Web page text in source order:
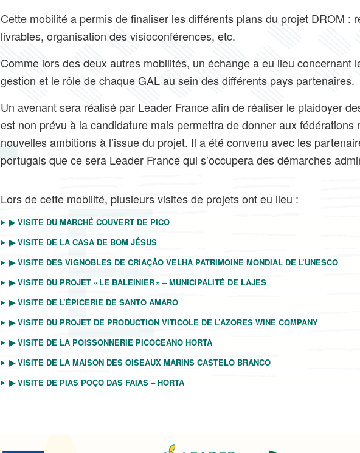
Cette mobilité a permis de finaliser les différents plans du projet DROM :
livrables, organisation des visioconférences, etc.
Comme lors des deux autres mobilités, un échange a eu lieu concernant
gestion et le rôle de chaque GAL au sein des différents pays partenaires.
Un avenant sera réalisé par Leader France afin de réaliser le plaidoyer
est non prévu à la candidature mais permettra de donner aux fédérations
nouvelles ambitions à l’issue du projet. Il a été convenu avec les
portugais que ce sera Leader France qui s’occupera des démarches
Lors de cette mobilité, plusieurs visites de projets ont eu lieu :
▶ VISITE DU MARCHÉ COUVERT DE PICO
▶ VISITE DE LA CASA DE BOM JÉSUS
▶ VISITE DES VIGNOBLES DE CRIAÇÃO VELHA PATRIMOINE MONDIAL DE L’UNESCO
▶VISITE DU PROJET « LE BALEINIER » – MUNICIPALITÉ DE LAJES
▶VISITE DE L’ÉPICERIE DE SANTO AMARO
▶VISITE DU PROJET DE PRODUCTION VITICOLE DE L’AZORES WINE COMPANY
▶VISITE DE LA POISSONNERIE PICOCEANO HORTA
▶VISITE DE LA MAISON DES OISEAUX MARINS CASTELO BRANCO
▶VISITE DE PIAS POÇO DAS FAIAS – HORTA